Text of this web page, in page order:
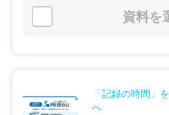
資料を
「記録の時間」
へ